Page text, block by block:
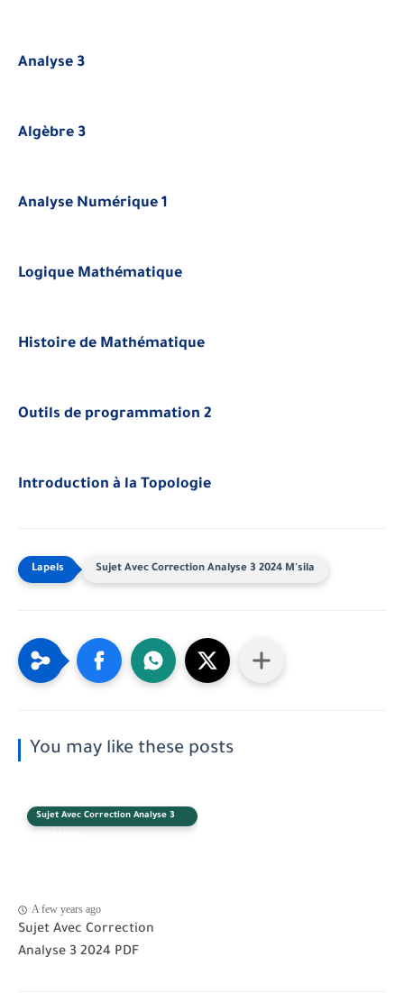
Analyse 3
Algèbre 3
Analyse Numérique 1
Logique Mathématique
Histoire de Mathématique
Outils de programmation 2
Introduction à la Topologie
Sujet Avec Correction Analyse 3 2024 M'sila
You may like these posts
Sujet Avec Correction Analyse 3
A few years ago
Sujet Avec Correction
Analyse 3 2024 PDF